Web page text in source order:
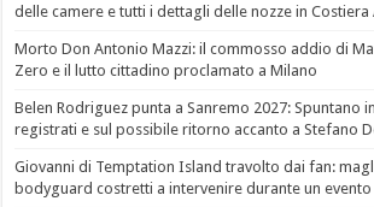
delle camere e tutti i dettagli delle nozze in Costiera
Morto Don Antonio Mazzi: il commosso addio di
Zero e il lutto cittadino proclamato a Milano
Belen Rodriguez punta a Sanremo 2027: Spuntano
registrati e sul possibile ritorno accanto a Stefano
Giovanni di Temptation Island travolto dai fan:
bodyguard costretti a intervenire durante un